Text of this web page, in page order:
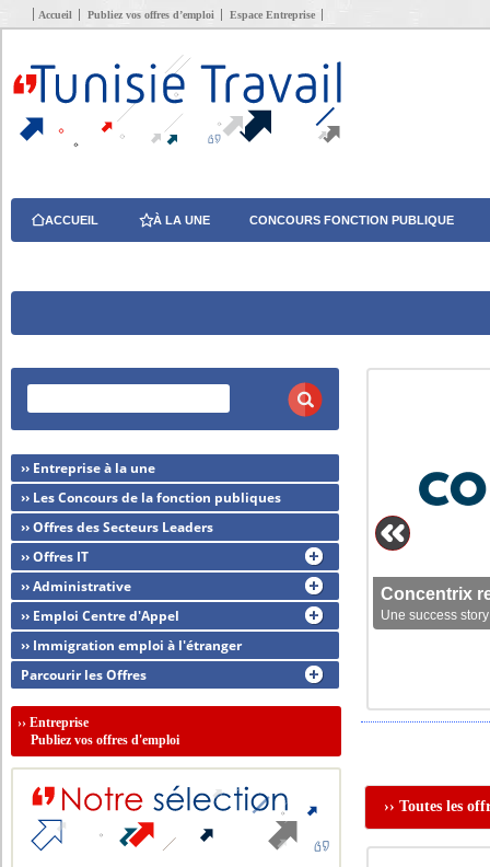
Accueil Publiez vos offres d’emploi Espace Entreprise
ACCUEIL À LA UNE CONCOURS FONCTION PUBLIQUE
Concentrix
Une success
›› Toutes les
›› Entreprise à la une
›› Les Concours de la fonction publiques
›› Offres des Secteurs Leaders
›› Offres IT
›› Administrative
›› Emploi Centre d'Appel
›› Immigration emploi à l'étranger
Parcourir les Offres
››Entreprise
Publiez vos offres d'emploi